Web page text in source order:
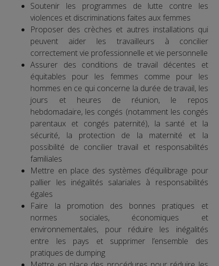
Soutenir les programmes de lutte contre les
violences et discriminations faites aux femmes
Proposer des crèches et autres installations qui
peuvent aider les travailleurs à concilier
correctement vie professionnelle et vie personnelle
Assurer des conditions de travail décentes et
équitables pour les femmes comme pour les
hommes en ce qui concerne la durée de travail, les
jours et heures de réunion, le repos
hebdomadaire, les congés (notamment les congés
parentaux et congés paternité), la santé et la
sécurité, la protection de la maternité et la
possibilité de concilier travail et responsabilités
familiales
Mettre en place des systèmes d’équilibrage pour
pallier les inégalités salariales à responsabilités
égales
Faire la promotion des bonnes pratiques et
normes sociales, économiques et
environnementales, pour réduire les inégalités
entre les pays et supprimer l’ensemble des
pratiques de dumping